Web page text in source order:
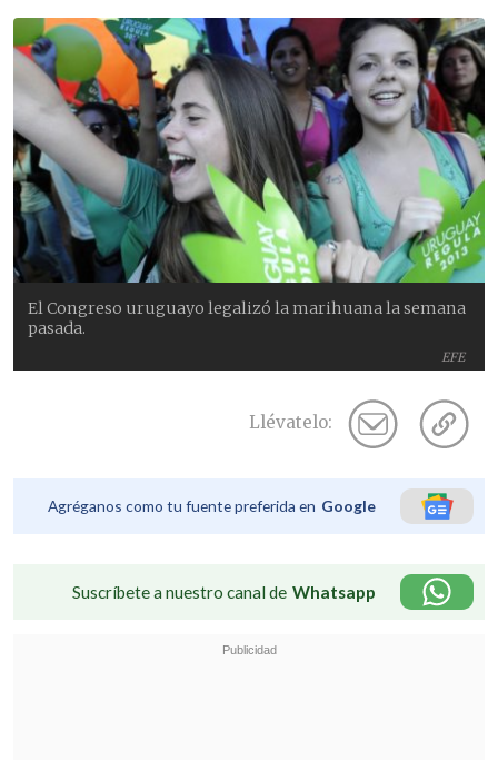
EFE
El Congreso uruguayo legalizó la marihuana la semana
pasada.
Llévatelo:
Agréganos como tu fuente preferida en Google
Suscríbete a nuestro canal de Whatsapp